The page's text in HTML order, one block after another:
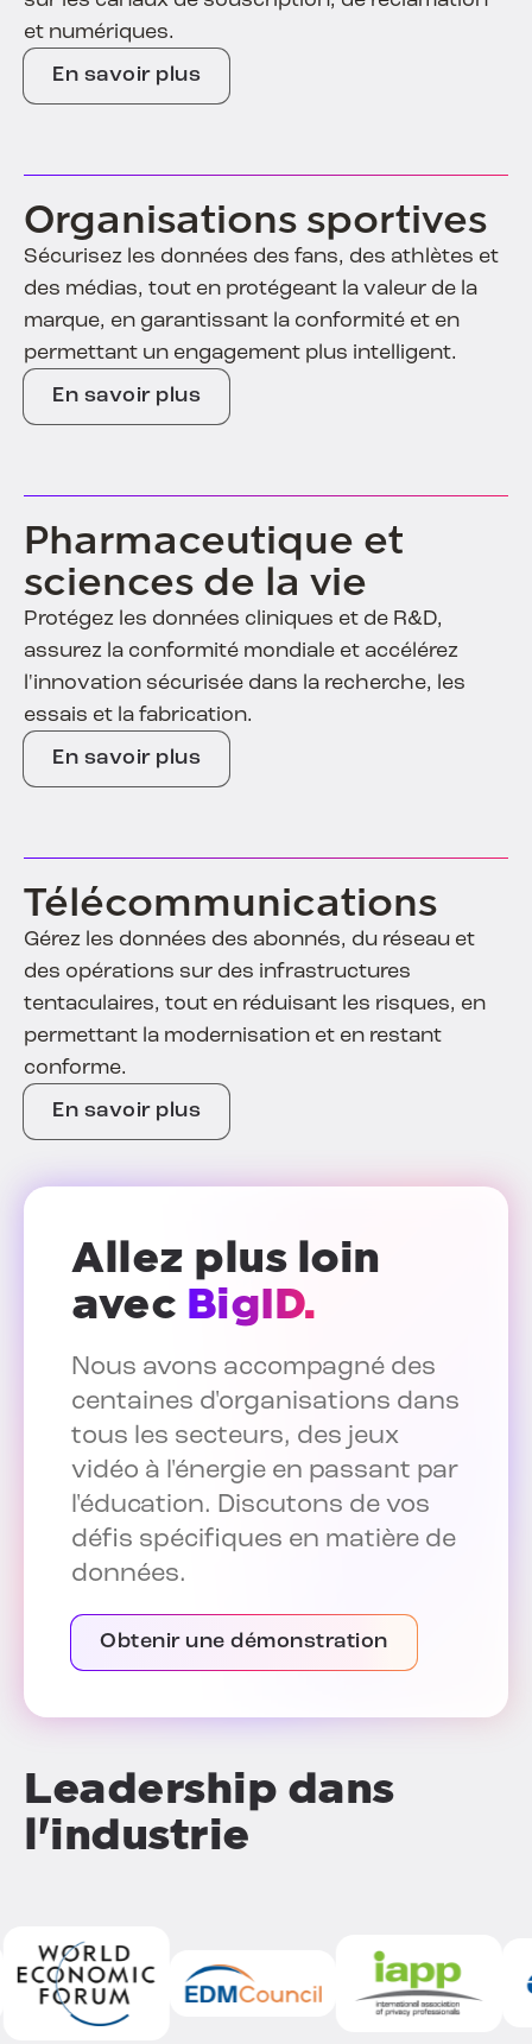
et numériques.
En savoir plus
Organisations sportives
Sécurisez les données des fans, des athlètes et
des médias, tout en protégeant la valeur de la
marque, en garantissant la conformité et en
permettant un engagement plus intelligent.
En savoir plus
Pharmaceutique et
sciences de la vie
Protégez les données cliniques et de R&D,
assurez la conformité mondiale et accélérez
l'innovation sécurisée dans la recherche, les
essais et la fabrication.
En savoir plus
Télécommunications
Gérez les données des abonnés, du réseau et
des opérations sur des infrastructures
tentaculaires, tout en réduisant les risques, en
permettant la modernisation et en restant
conforme.
En savoir plus
Allez plus loin
avec BigID.
Nous avons accompagné des
centaines d'organisations dans
tous les secteurs, des jeux
vidéo à l'énergie en passant par
l'éducation. Discutons de vos
défis spécifiques en matière de
données.
Obtenir une démonstration
Leadership dans
l'industrie